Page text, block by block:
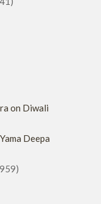
on Diwali
Deepa